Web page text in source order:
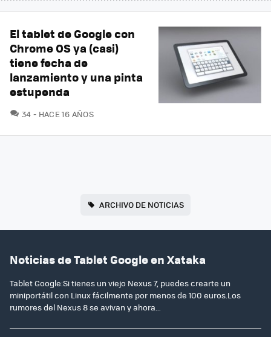
El tablet de Google con
Chrome OS ya (casi)
tiene fecha de
lanzamiento y una pinta
estupenda
34 COMENTARIOS
HACE 16 AÑOS
ARCHIVO DE NOTICIAS
Noticias de Tablet Google en Xataka
Tablet Google:Si tienes un viejo Nexus 7, puedes crearte un
miniportátil con Linux fácilmente por menos de 100 euros.Los
rumores del Nexus 8 se avivan y ahora...